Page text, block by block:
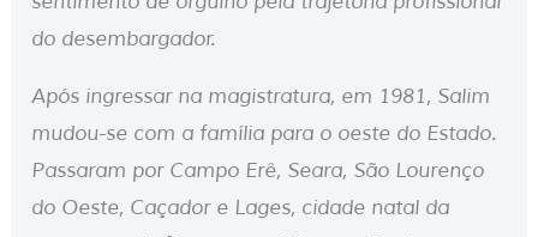
do desembargador.
Após ingressar na magistratura, em 1981, Salim
mudou-se com a família para o oeste do Estado.
Passaram por Campo Erê, Seara, São Lourenço
do Oeste, Caçador e Lages, cidade natal da